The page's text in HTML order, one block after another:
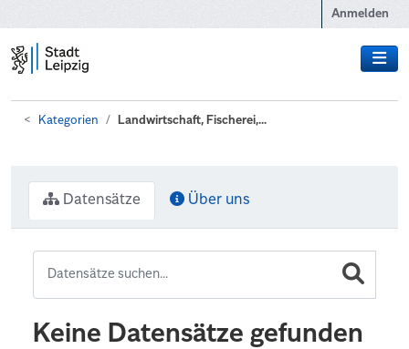
Anmelden
Kategorien Landwirtschaft, Fischerei,...
Datensätze Über uns
Keine Datensätze gefunden